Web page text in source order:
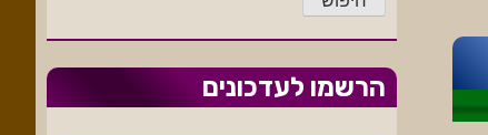
הרשמו לעדכונים